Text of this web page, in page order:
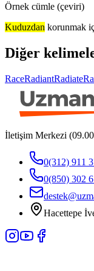
Örnek cümle (çeviri)
Kuduzdan korunmak
Diğer
RaceRadiantRadiate
İletişim Merkezi
0(312) 911
0(850) 302
Hacettepe